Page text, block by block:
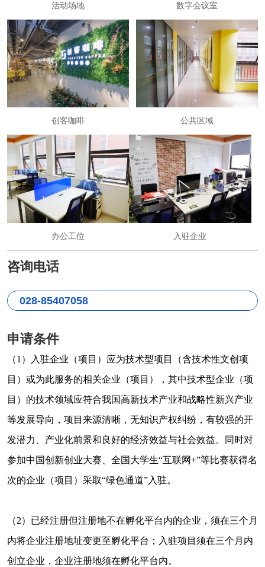
活动场地 数字会议室
创客咖啡 公共区域
办公工位 入驻企业
咨询电话
028-85407058
申请条件
（1 ）
入驻企业（项目）应为技术型项目（含技术性文创项
目）或为此服务的相关企业（项目），其中技术型企业（项
目）的技术领域应符合我国高新技术产业和战略性新兴产业
等发展导向，项目来源清晰，无知识产权纠纷，有较强的开
发潜力、产业化前景和良好的经济效益与社会效益。同时对
参加中国创新创业大赛、全国大学生“互联网+”等比赛获得名
次的企业（项目）采取“绿色通道”入驻。
（2） 已经注册但注册地不在孵化平台内的企业，须在三个月
内将企业注册地址变更至孵化平台；入驻项目须在三个月内
创立企业，企业注册地须在孵化平台内。